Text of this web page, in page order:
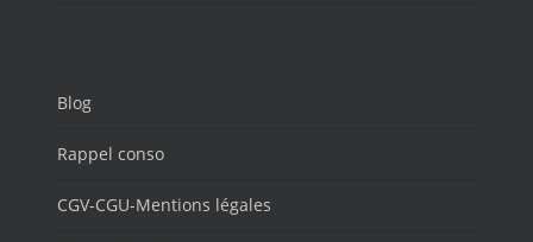
Blog
Rappel conso
CGV-CGU-Mentions légales